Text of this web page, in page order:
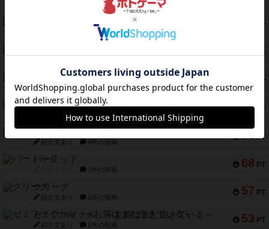
1件の投稿
PT
2件の投稿
118 PT
PT
南北戦争
紹介文あり 1件の投稿
72 PT
キャプテン・フリップ：イスラ・ボンバ
紹介文なし 2件の投稿
70 PT
メメントオンラインタクティクス
紹介文あり 4件の投稿
68 PT
パーミッド
1件の投稿
57 PT
クリーグ
紹介文あり 1件の投稿
53 PT
セミファイナル ～お前はまだ生きている～
紹介文あり 1件の投稿